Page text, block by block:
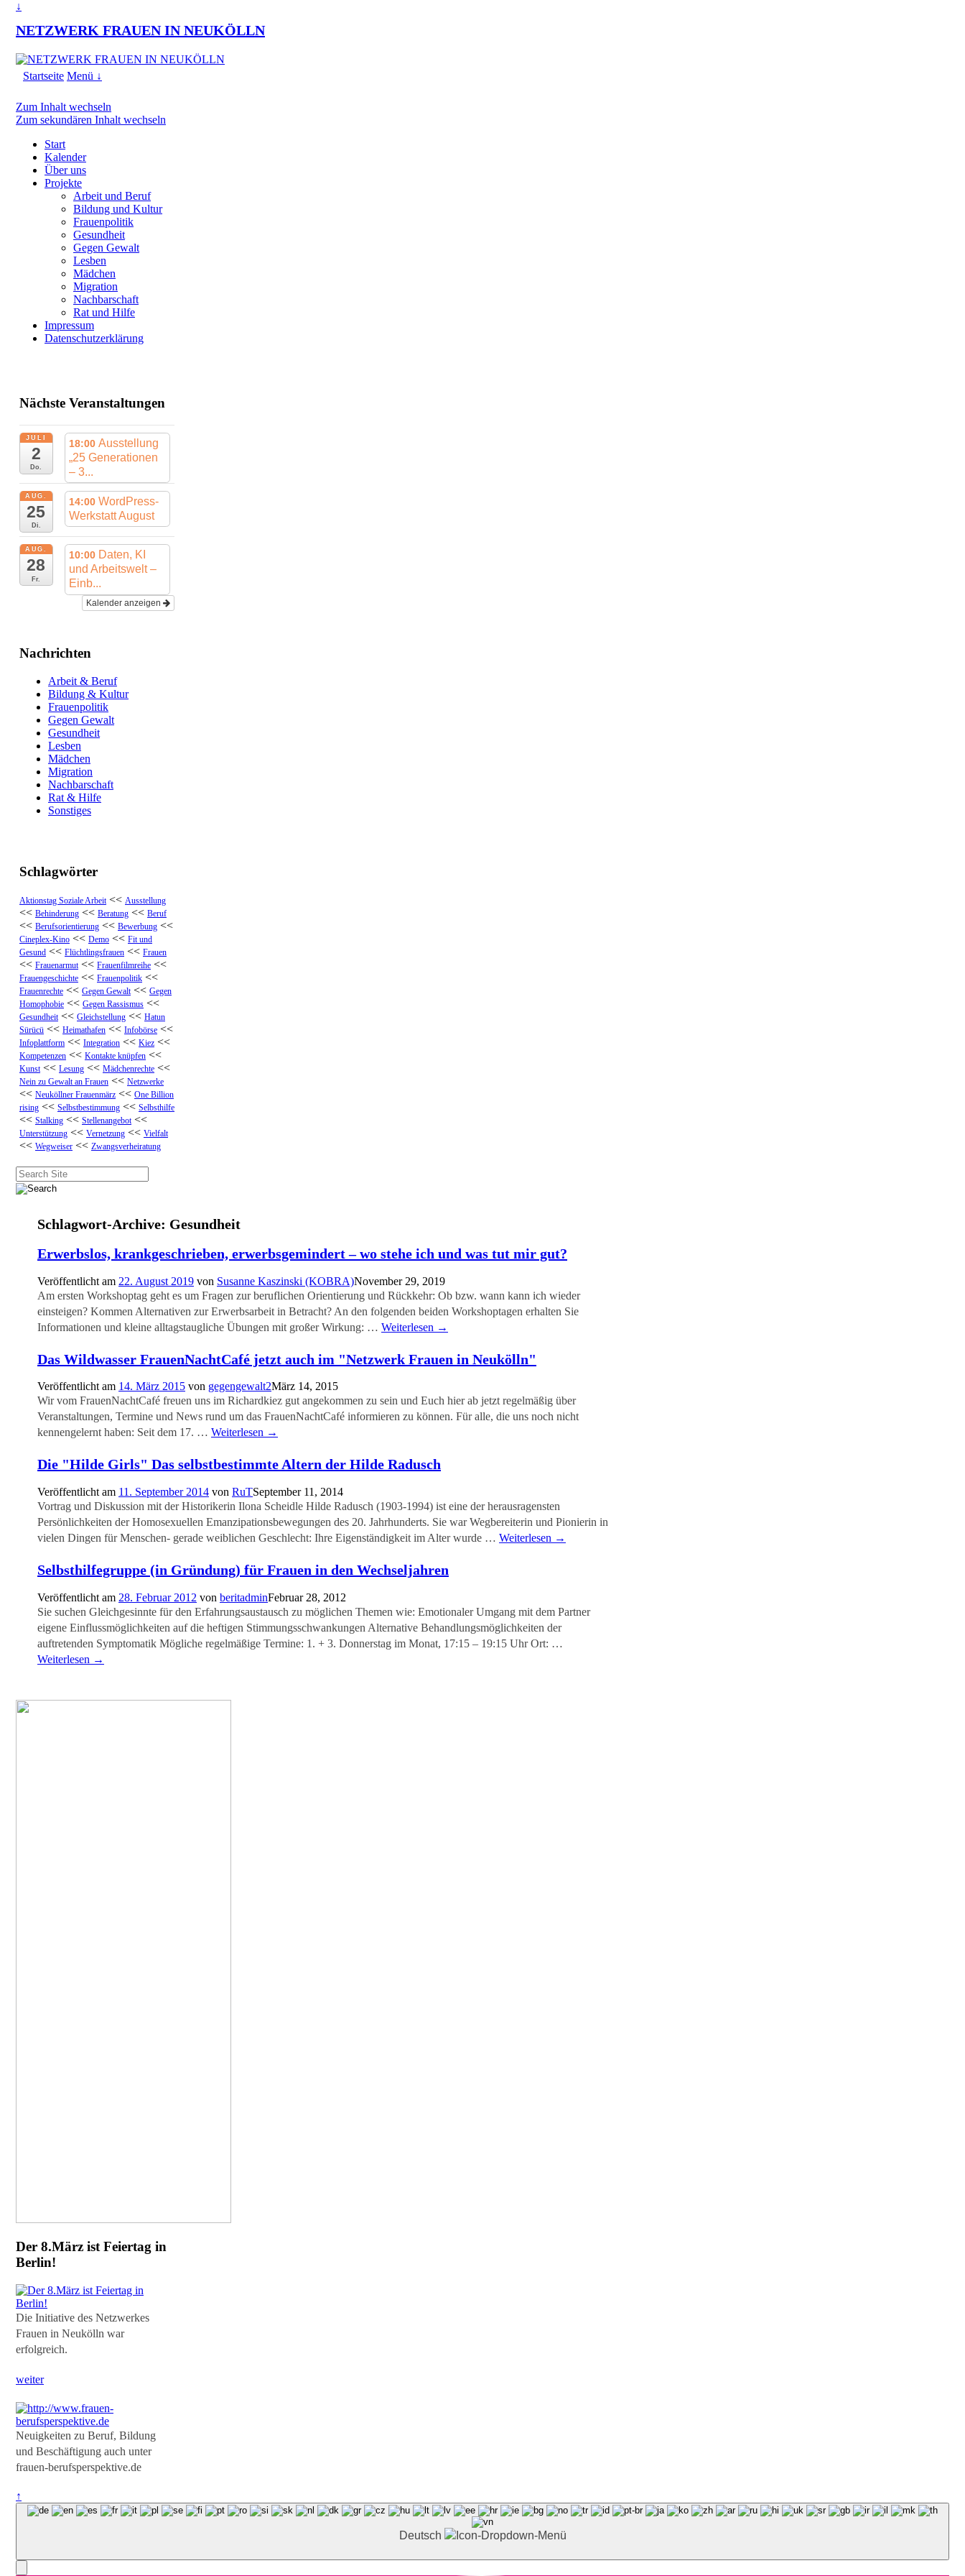
↓
NETZWERK FRAUEN IN NEUKÖLLN
Startseite Menü ↓
Zum Inhalt wechseln
Zum sekundären Inhalt wechseln
Start
Kalender
Über uns
Projekte
Arbeit und Beruf
Bildung und Kultur
Frauenpolitik
Gesundheit
Gegen Gewalt
Lesben
Mädchen
Migration
Nachbarschaft
Rat und Hilfe
Impressum
Datenschutzerklärung
Nächste Veranstaltungen
JULI
2
Do.
18:00Ausstellung
„25 Generationen
– 3...
AUG.
25
Di.
14:00WordPress-
Werkstatt August
AUG.
28
Fr.
10:00 Daten, KI
und Arbeitswelt –
Einb...
Kalender anzeigen
Nachrichten
Arbeit & Beruf
Bildung & Kultur
Frauenpolitik
Gegen Gewalt
Gesundheit
Lesben
Mädchen
Migration
Nachbarschaft
Rat & Hilfe
Sonstiges
Schlagwörter
Aktionstag Soziale Arbeit << Ausstellung
<< Behinderung << Beratung << Beruf
<< Berufsorientierung << Bewerbung <<
Cineplex-Kino << Demo << Fit und
Gesund << Flüchtlingsfrauen << Frauen
<< Frauenarmut << Frauenfilmreihe <<
Frauengeschichte << Frauenpolitik <<
Frauenrechte << Gegen Gewalt << Gegen
Homophobie << Gegen Rassismus <<
Gesundheit << Gleichstellung << Hatun
Sürücü << Heimathafen << Infobörse <<
Infoplattform << Integration << Kiez <<
Kompetenzen << Kontakte knüpfen <<
Kunst << Lesung << Mädchenrechte <<
Nein zu Gewalt an Frauen << Netzwerke
<< Neuköllner Frauenmärz << One Billion
rising << Selbstbestimmung << Selbsthilfe
<< Stalking << Stellenangebot <<
Unterstützung << Vernetzung << Vielfalt
<< Wegweiser << Zwangsverheiratung
Suche
nach:
Schlagwort-Archive: Gesundheit
Erwerbslos, krankgeschrieben, erwerbsgemindert – wo stehe ich und was tut mir gut?
Veröffentlicht am 22. August 2019 von Susanne Kaszinski (KOBRA)November 29, 2019
Am ersten Workshoptag geht es um Fragen zur beruflichen Orientierung und Rückkehr: Ob bzw. wann kann ich wieder
einsteigen? Kommen Alternativen zur Erwerbsarbeit in Betracht? An den folgenden beiden Workshoptagen erhalten Sie
Informationen und kleine alltagstaugliche Übungen mit großer Wirkung: … Weiterlesen →
Das Wildwasser FrauenNachtCafé jetzt auch im "Netzwerk Frauen in Neukölln"
Veröffentlicht am 14. März 2015 von gegengewalt2März 14, 2015
Wir vom FrauenNachtCafé freuen uns im Richardkiez gut angekommen zu sein und Euch hier ab jetzt regelmäßig über
Veranstaltungen, Termine und News rund um das FrauenNachtCafé informieren zu können. Für alle, die uns noch nicht
kennengelernt haben: Seit dem 17. … Weiterlesen →
Die "Hilde Girls" Das selbstbestimmte Altern der Hilde Radusch
Veröffentlicht am 11. September 2014 von RuTSeptember 11, 2014
Vortrag und Diskussion mit der Historikerin Ilona Scheidle Hilde Radusch (1903-1994) ist eine der herausragensten
Persönlichkeiten der Homosexuellen Emanzipationsbewegungen des 20. Jahrhunderts. Sie war Wegbereiterin und Pionierin in
vielen Dingen für Menschen- gerade weiblichen Geschlecht: Ihre Eigenständigkeit im Alter wurde … Weiterlesen →
Selbsthilfegruppe (in Gründung) für Frauen in den Wechseljahren
Veröffentlicht am 28. Februar 2012 von beritadminFebruar 28, 2012
Sie suchen Gleichgesinnte für den Erfahrungsaustausch zu möglichen Themen wie: Emotionaler Umgang mit dem Partner
eigene Einflussmöglichkeiten auf die heftigen Stimmungsschwankungen Alternative Behandlungsmöglichkeiten der
auftretenden Symptomatik Mögliche regelmäßige Termine: 1. + 3. Donnerstag im Monat, 17:15 – 19:15 Uhr Ort: …
Weiterlesen →
Der 8.März ist Feiertag in
Berlin!
Die Initiative des Netzwerkes
Frauen in Neukölln war
erfolgreich.
weiter
Neuigkeiten zu Beruf, Bildung
und Beschäftigung auch unter
frauen-berufsperspektive.de
↑
Deutsch